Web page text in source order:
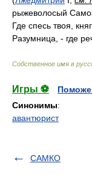
рыжеволосый
Где спесь твоя,
Разумница, - где
Собственное имя в
Игры ⚽
Синонимы:
авантюрист
САМКО